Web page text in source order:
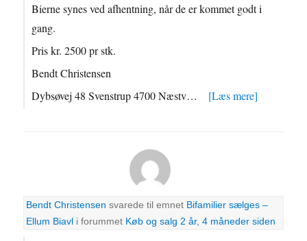
Bierne synes ved afhentning, når de er kommet godt i
gang.
Pris kr. 2500 pr stk.
Bendt Christensen
Dybsøvej 48 Svenstrup 4700 Næstv…
[Læs mere]
Bendt Christensen svarede til emnet Bifamilier sælges –
Ellum Biavl i forummet Køb og salg 2 år, 4 måneder siden